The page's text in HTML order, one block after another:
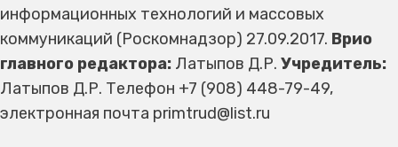
информационных технологий и массовых
коммуникаций (Роскомнадзор) 27.09.2017. Врио
главного редактора: Латыпов Д.Р. Учредитель:
Латыпов Д.Р. Телефон +7 (908) 448-79-49,
электронная почта primtrud@list.ru